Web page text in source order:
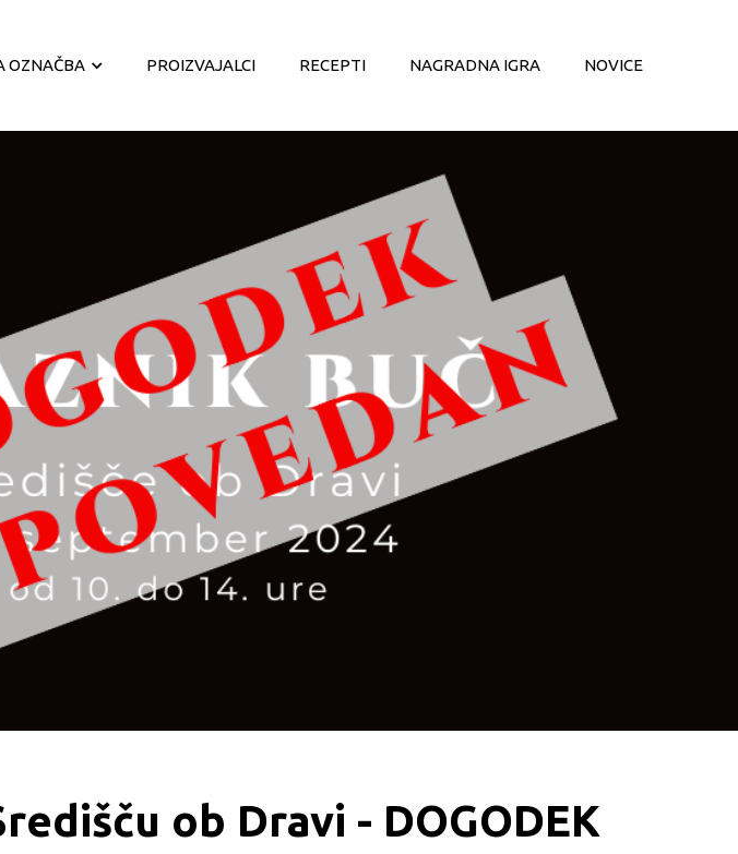
OZNAČBA PROIZVAJALCI RECEPTI NAGRADNA IGRA NOVICE
ob Dravi - DOGODEK